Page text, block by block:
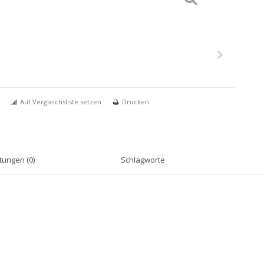
Auf Vergleichsliste setzen Drucken
(0) Schlagworte